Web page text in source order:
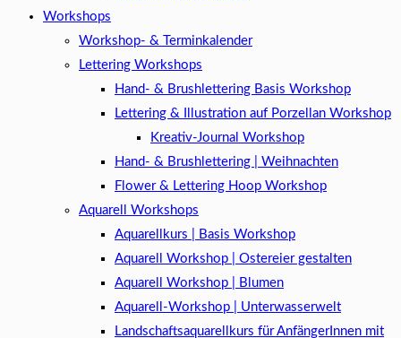
Workshops
Workshop- & Terminkalender
Lettering Workshops
Hand- & Brushlettering Basis Workshop
Lettering & Illustration auf Porzellan Workshop
Kreativ-Journal Workshop
Hand- & Brushlettering | Weihnachten
Flower & Lettering Hoop Workshop
Aquarell Workshops
Aquarellkurs | Basis Workshop
Aquarell Workshop | Ostereier gestalten
Aquarell Workshop | Blumen
Aquarell-Workshop | Unterwasserwelt
Landschaftsaquarellkurs für AnfängerInnen mit